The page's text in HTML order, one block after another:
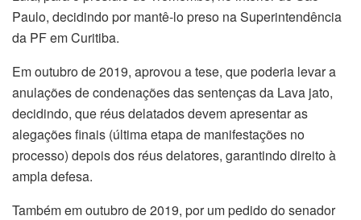
Paulo, decidindo por mantê-lo preso na Superintendência
da PF em Curitiba.
Em outubro de 2019, aprovou a tese, que poderia levar a
anulações de condenações das sentenças da Lava jato,
decidindo, que réus delatados devem apresentar as
alegações finais (última etapa de manifestações no
processo) depois dos réus delatores, garantindo direito à
ampla defesa.
Também em outubro de 2019, por um pedido do senador